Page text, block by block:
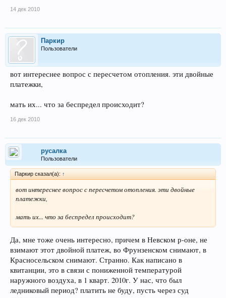
14 дек 2010
Паркир
Пользователи
вот интереснее вопрос с пересчетом отопления. эти двойные
платежки,
мать их... что за беспредел происходит?
16 дек 2010
русалка
Пользователи
Паркир сказал(а): ↑
вот интереснее вопрос с пересчетом отопления. эти двойные
платежки,
мать их... что за беспредел происходит?
Да, мне тоже очень интересно, причем в Невском р-оне, не
взимают этот двойной платеж, во Фрунзенском снимают, в
Красносельском снимают. Странно. Как написано в
квитанции, это в связи с пониженной температурой
наружного воздуха, в 1 кварт. 2010г. У нас, что был
ледниковый период? платить не буду, пусть через суд